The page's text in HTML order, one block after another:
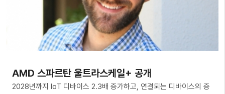
AMD 스파르탄 울트라스케일+ 공개
2028년까지 IoT 디바이스 2.3배 증가하고, 연결되는 디바이스의 증